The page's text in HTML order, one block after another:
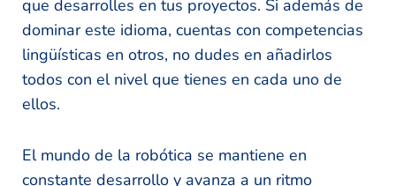
que desarrolles en tus proyectos. Si además de
dominar este idioma, cuentas con competencias
lingüísticas en otros, no dudes en añadirlos
todos con el nivel que tienes en cada uno de
ellos.
El mundo de la robótica se mantiene en
constante desarrollo y avanza a un ritmo